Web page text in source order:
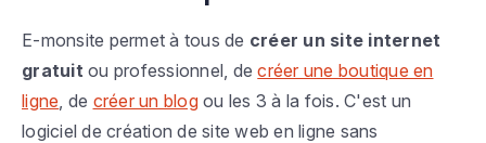
E-monsite permet à tous de créer un site internet
gratuit ou professionnel, decréer une boutique en
ligne , de créer un blogou les 3 à la fois. C'est un
logiciel de création de site web en ligne sans